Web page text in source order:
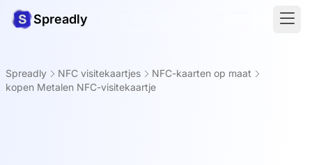
Spreadly
Spreadly NFC visitekaartjes
NFC-kaarten op maat
kopen Metalen NFC-visitekaartje